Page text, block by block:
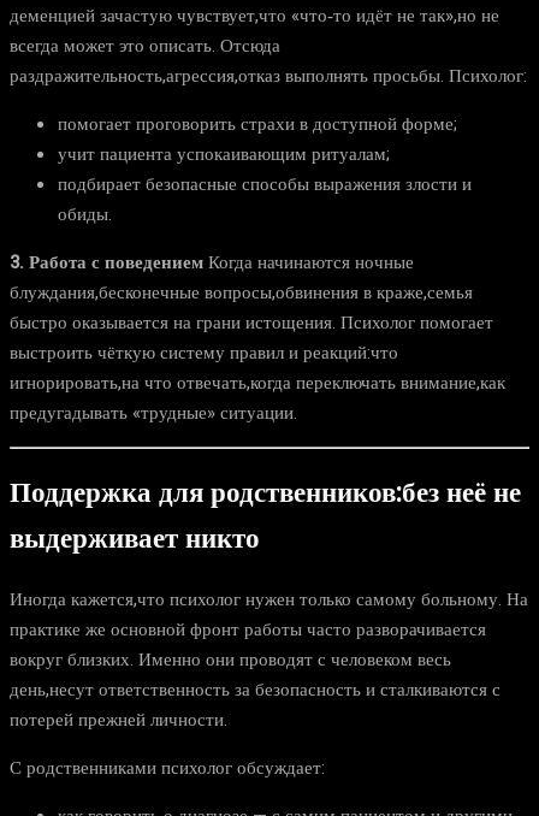
деменцией зачастую чувствует,что «что‑то идёт не так»,но не
всегда может это описать. Отсюда
раздражительность,агрессия,отказ выполнять просьбы. Психолог:
помогает проговорить страхи в доступной форме;
учит пациента успокаивающим ритуалам;
подбирает безопасные способы выражения злости и
обиды.
3. Работа с поведениемКогда начинаются ночные
блуждания,бесконечные вопросы,обвинения в краже,семья
быстро оказывается на грани истощения. Психолог помогает
выстроить чёткую систему правил и реакций:что
игнорировать,на что отвечать,когда переключать внимание,как
предугадывать «трудные» ситуации.
Поддержка для родственников:без неё не
выдерживает никто
Иногда кажется,что психолог нужен только самому больному. На
практике же основной фронт работы часто разворачивается
вокруг близких. Именно они проводят с человеком весь
день,несут ответственность за безопасность и сталкиваются с
потерей прежней личности.
С родственниками психолог обсуждает: